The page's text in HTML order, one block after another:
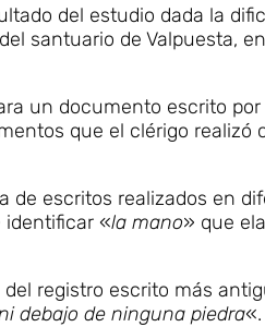
del estudio dada la
santuario de Valpuesta,
un documento escrito por
que el clérigo realizó
de escritos realizados en
identificar «la mano» que
registro escrito más
debajo de ninguna piedra«.